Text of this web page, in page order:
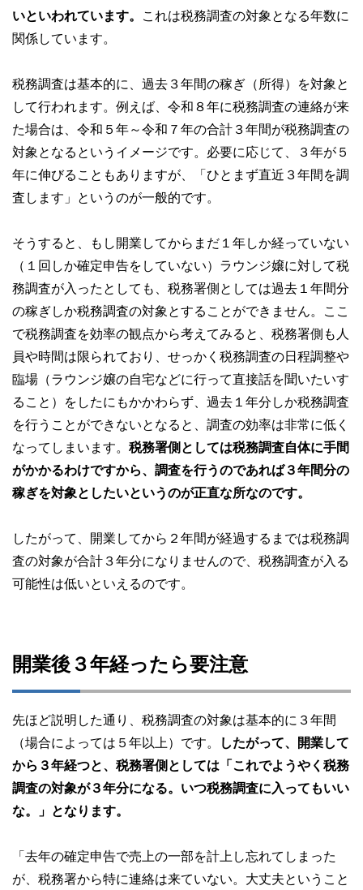
いといわれています。
これは税務調査の対象となる年数に
関係しています。
税務調査は基本的に、過去３年間の稼ぎ（所得）を対象と
して行われます。例えば、令和８年に税務調査の連絡が来
た場合は、令和５年～令和７年の合計３年間が税務調査の
対象となるというイメージです。必要に応じて、３年が５
年に伸びることもありますが、「ひとまず直近３年間を調
査します」というのが一般的です。
そうすると、もし開業してからまだ１年しか経っていない
（１回しか確定申告をしていない）ラウンジ嬢に対して税
務調査が入ったとしても、税務署側としては過去１年間分
の稼ぎしか税務調査の対象とすることができません。ここ
で税務調査を効率の観点から考えてみると、税務署側も人
員や時間は限られており、せっかく税務調査の日程調整や
臨場（ラウンジ嬢の自宅などに行って直接話を聞いたいす
ること）をしたにもかかわらず、過去１年分しか税務調査
を行うことができないとなると、調査の効率は非常に低く
なってしまいます。 税務署側としては税務調査自体に手間
がかかるわけですから、調査を行うのであれば３年間分の
稼ぎを対象としたいというのが正直な所なのです。
したがって、開業してから２年間が経過するまでは税務調
査の対象が合計３年分になりませんので、税務調査が入る
可能性は低いといえるのです。
開業後３年経ったら要注意
先ほど説明した通り、税務調査の対象は基本的に３年間
（場合によっては５年以上）です。
したがって、開業して
から３年経つと、税務署側としては「これでようやく税務
調査の対象が３年分になる。いつ税務調査に入ってもいい
な。」となります。
「去年の確定申告で売上の一部を計上し忘れてしまった
が、税務署から特に連絡は来ていない。大丈夫ということ